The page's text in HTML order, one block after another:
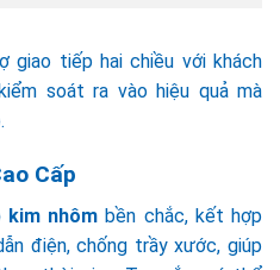
giao tiếp hai chiều với khách
soát ra vào hiệu quả mà
Cấp
kim nhôm bền chắc, kết hợp
điện, chống trầy xước, giúp